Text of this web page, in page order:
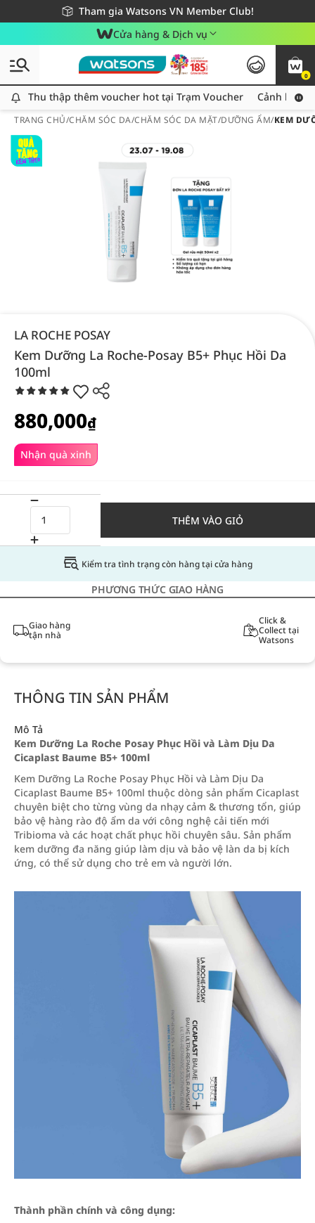
Tham gia Watsons VN Member Club!
Miễn phí giao hàng cho đơn hàng từ 249,000Đ
Giao hàng nhanh 24h - Áp dụng khu vực TP. Hồ Chí Minh
Cửa hàng & Dịch vụ
0
Thu thập thêm voucher hot tại Trạm Voucher
Thu thập thêm voucher hot tại Trạm Voucher Cảnh báo
TRANG CHỦ/CHĂM SÓC DA/CHĂM SÓC DA MẶT/DƯỠNG ẨM/KEM
LA ROCHE POSAY
Kem Dưỡng La Roche-Posay B5+ Phục Hồi Da
100ml
Nhận quà xinh
880,000₫
THÊM VÀO GIỎ
Kiểm tra tình trạng còn hàng tại cửa hàng
PHƯƠNG THỨC GIAO HÀNG
Giao hàng
tận nhà
Click &
Collect tại
Watsons
THÔNG TIN SẢN PHẨM
Mô Tả
Kem Dưỡng La Roche Posay Phục Hồi và Làm Dịu Da
Cicaplast Baume B5+ 100ml
Kem Dưỡng La Roche Posay Phục Hồi và Làm Dịu Da
Cicaplast Baume B5+ 100ml thuộc dòng sản phẩm Cicaplast
chuyên biệt cho từng vùng da nhạy cảm & thương tổn, giúp
bảo vệ hàng rào độ ẩm da với công nghệ cải tiến mới
Tribioma và các hoạt chất phục hồi chuyên sâu. Sản phẩm
kem dưỡng đa năng giúp làm dịu và bảo vệ làn da bị kích
ứng, có thể sử dụng cho trẻ em và người lớn.
Thành phần chính và công dụng: